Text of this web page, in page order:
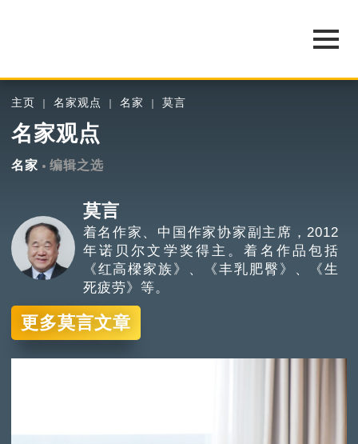
主页 名家观点 名家 莫言
名家观点
名家 编辑之选
莫言
着名作家、中国作家协家副主席，2012
年诺贝尔文学奖得主。着名作品包括
《红高樑家族》、《丰乳肥臀》、《生
死疲劳》等。
更多莫言文章